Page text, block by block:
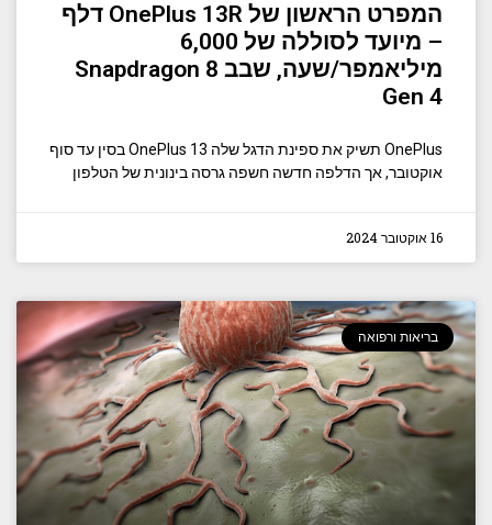
המפרט הראשון של OnePlus 13R דלף
– מיועד לסוללה של 6,000
מיליאמפר/שעה, שבב Snapdragon 8
Gen 4
OnePlus תשיק את ספינת הדגל שלה OnePlus 13 בסין עד סוף
אוקטובר, אך הדלפה חדשה חשפה גרסה בינונית של הטלפון
16 אוקטובר 2024
בריאות ורפואה